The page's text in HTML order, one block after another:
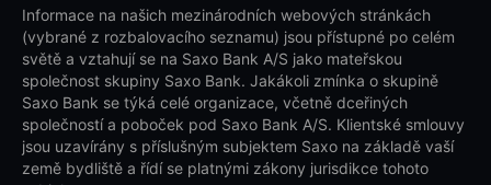
Informace na našich mezinárodních webových stránkách
(vybrané z rozbalovacího seznamu) jsou přístupné po celém
světě a vztahují se na Saxo Bank A/S jako mateřskou
společnost skupiny Saxo Bank. Jakákoli zmínka o skupině
Saxo Bank se týká celé organizace, včetně dceřiných
společností a poboček pod Saxo Bank A/S. Klientské smlouvy
jsou uzavírány s příslušným subjektem Saxo na základě vaší
země bydliště a řídí se platnými zákony jurisdikce tohoto